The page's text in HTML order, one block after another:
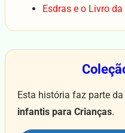
Esdras e o Livro
Esta história faz parte
infantis para Crianças.